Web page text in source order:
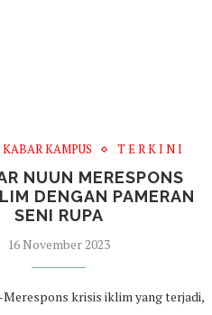
KABAR KAMPUS T E R K I N I
NUUN MERESPONS
DENGAN PAMERAN
SENI RUPA
16 November 2023
krisis iklim yang terjadi,